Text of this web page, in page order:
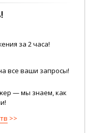
за 2 часа!
все ваши запросы!
— мы знаем, как